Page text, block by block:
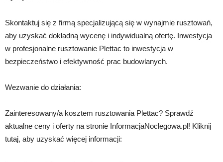
Skontaktuj się z firmą specjalizującą się w wynajmie rusztowań,
aby uzyskać dokładną wycenę i indywidualną ofertę. Inwestycja
w profesjonalne rusztowanie Plettac to inwestycja w
bezpieczeństwo i efektywność prac budowlanych.
Wezwanie do działania:
Zainteresowany/a kosztem rusztowania Plettac? Sprawdź
aktualne ceny i oferty na stronie InformacjaNoclegowa.pl! Kliknij
tutaj, aby uzyskać więcej informacji: